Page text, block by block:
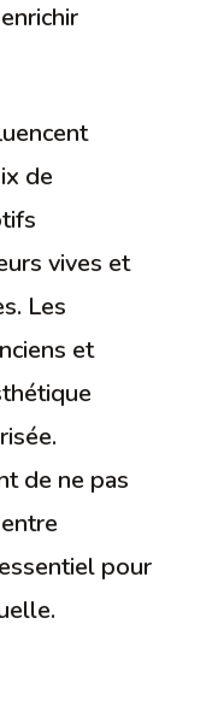
de
vives et
Les
et
de ne pas
pour